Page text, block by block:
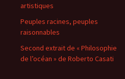
artistiques
Peuples racines, peuples
raisonnables
Second extrait de « Philosophie
de l’océan » de Roberto Casati